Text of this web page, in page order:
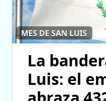
MES DE SAN LUIS
La
Luis: el